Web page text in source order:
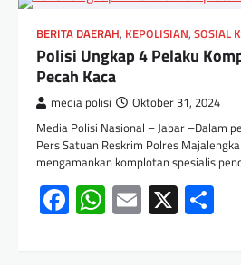
BERITA DAERAH, KEPOLISIAN, SOSIAL
Polisi Ungkap 4 Pelaku
Pecah Kaca
media polisi Oktober 31, 2024
Media Polisi Nasional – Jabar –Dalam
Pers Satuan Reskrim Polres
mengamankan komplotan spesialis
Facebook
WhatsApp
Email
X